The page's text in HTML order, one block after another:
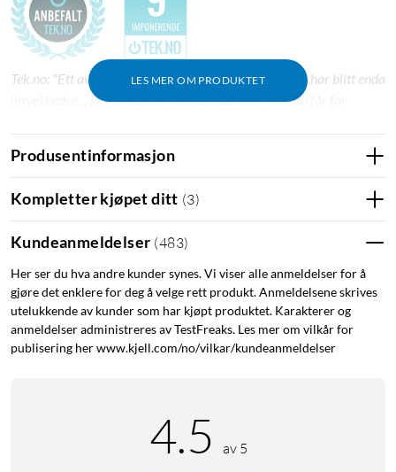
LES MER OM PRODUKTET
Tek.no: "Ett av markedets knallkjøp blant ørepropper har blitt enda
(mye) bedre… Det er nesten sjokkerende hvor mye du får for
Oppsummering
Best i klassen på støydemping
Velg mellom støydemping eller å høre omgivelsene
(Transparency Mode)
11 timers batteritid + 32 timer med etuiet
Velg mellom 5 EQ-innstillinger
LED for ladestatus
Finn hodetelefonene mine
Best-i-klassen-ANC
Produsentinformasjon
Kompletter kjøpet ditt (3)
Kundeanmeldelser (483)
Her ser du hva andre kunder synes. Vi viser alle anmeldelser for å
gjøre det enklere for deg å velge rett produkt. Anmeldelsene skrives
utelukkende av kunder som har kjøpt produktet. Karakterer og
anmeldelser administreres av TestFreaks. Les mer om vilkår for
publisering her www.kjell.com/no/vilkar/kundeanmeldelser
4.5 av 5